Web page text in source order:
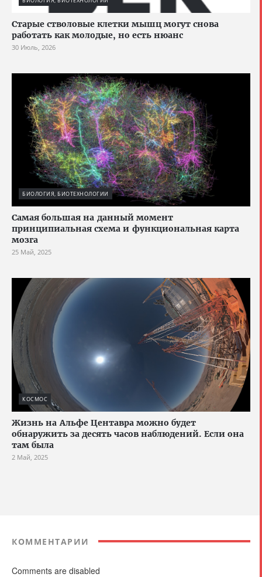
Старые стволовые клетки мышц могут снова
работать как молодые, но есть нюанс
30 Июль, 2026
БИОЛОГИЯ, БИОТЕХНОЛОГИИ
Cамая большая на данный момент
принципиальная схема и функциональная карта
мозга
25 Май, 2025
КОСМОС
Жизнь на Альфе Центавра можно будет
обнаружить за десять часов наблюдений. Если она
там была
2 Май, 2025
КОММЕНТАРИИ
Comments are disabled